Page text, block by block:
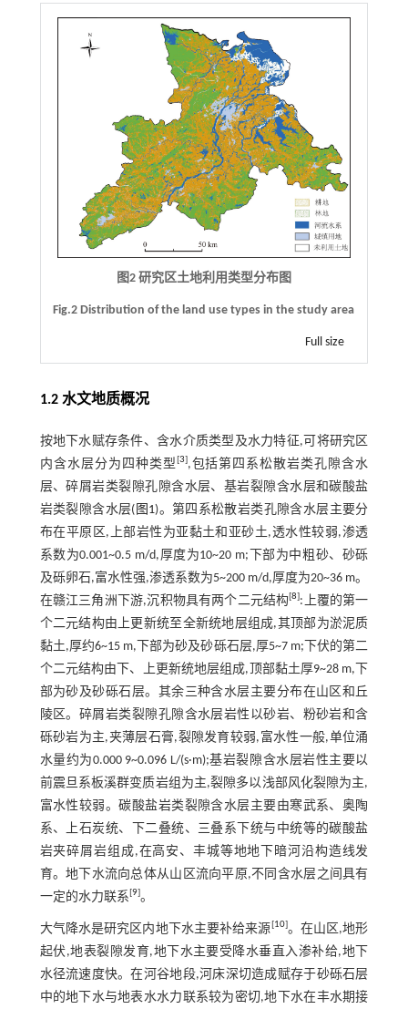
图2 研究区土地利用类型分布图
Fig.2 Distribution of the land use types in the study area
Full size
1.2 水文地质概况
按地下水赋存条件、含水介质类型及水力特征,可将研究区
内含水层分为四种类型 3 ,包括第四系松散岩类孔隙含水
层、碎屑岩类裂隙孔隙含水层、基岩裂隙含水层和碳酸盐
岩类裂隙含水层( 图1)。第四系松散岩类孔隙含水层主要分
布在平原区,上部岩性为亚黏土和亚砂土,透水性较弱,渗透
系数为0.001~0.5 m/d,厚度为10~20 m;下部为中粗砂、砂砾
及砾卵石,富水性强,渗透系数为5~200 m/d,厚度为20~36 m。
在赣江三角洲下游,沉积物具有两个二元结构 [8 :上覆的第一
个二元结构由上更新统至全新统地层组成,其顶部为淤泥质
黏土,厚约6~15 m,下部为砂及砂砾石层,厚5~7 m;下伏的第二
个二元结构由下、上更新统地层组成,顶部黏土厚9~28 m,下
部为砂及砂砾石层。其余三种含水层主要分布在山区和丘
陵区。碎屑岩类裂隙孔隙含水层岩性以砂岩、粉砂岩和含
砾砂岩为主,夹薄层石膏,裂隙发育较弱,富水性一般,单位涌
水量约为0.000 9~0.096 L/(s·m);基岩裂隙含水层岩性主要以
前震旦系板溪群变质岩组为主,裂隙多以浅部风化裂隙为主,
富水性较弱。碳酸盐岩类裂隙含水层主要由寒武系、奥陶
系、上石炭统、下二叠统、三叠系下统与中统等的碳酸盐
岩夹碎屑岩组成,在高安、丰城等地地下暗河沿构造线发
育。地下水流向总体从山区流向平原,不同含水层之间具有
一定的水力联系 9] 。
大气降水是研究区内地下水主要补给来源 10] 。在山区,地形
起伏,地表裂隙发育,地下水主要受降水垂直入渗补给,地下
水径流速度快。在河谷地段,河床深切造成赋存于砂砾石层
中的地下水与地表水水力联系较为密切,地下水在丰水期接